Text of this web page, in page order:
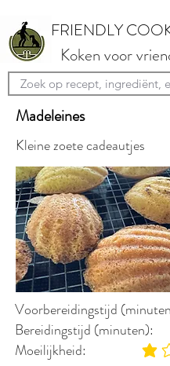
FRIENDLY
Koken voor
Madeleines
Kleine zoete cadeautjes
Voorbereidingstijd
Bereidingstijd (minuten):
Moeilijkheid: